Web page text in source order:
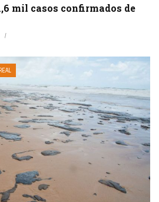
mil casos confirmados de